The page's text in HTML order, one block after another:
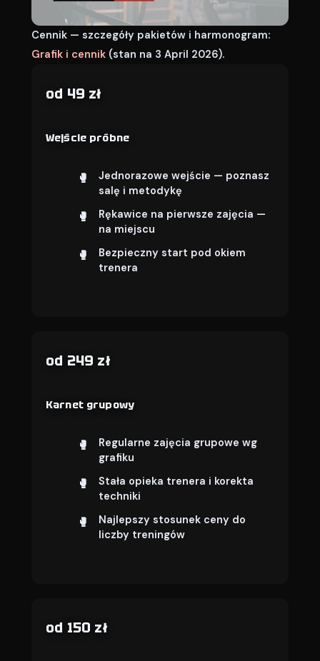
Cennik — szczegóły pakietów i harmonogram:
Grafik i cennik (stan na 3 April 2026).
od 49 zł
Wejście próbne
Jednorazowe wejście — poznasz
salę i metodykę
Rękawice na pierwsze zajęcia —
na miejscu
Bezpieczny start pod okiem
trenera
od 249 zł
Karnet grupowy
Regularne zajęcia grupowe wg
grafiku
Stała opieka trenera i korekta
techniki
Najlepszy stosunek ceny do
liczby treningów
od 150 zł